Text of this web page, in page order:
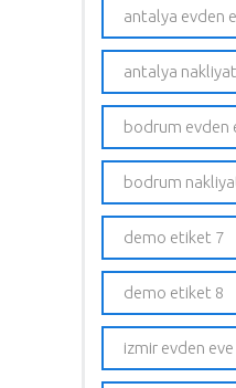
antalya evden
antalya nakliyat
bodrum evden
bodrum
demo etiket 7
demo etiket 8
izmir evden